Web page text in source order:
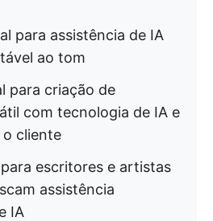
para assistência de IA
ao tom
para criação de
com tecnologia de IA e
cliente
escritores e artistas
assistência
IA